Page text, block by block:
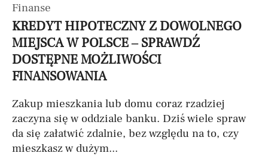
Finanse
KREDYT HIPOTECZNY Z DOWOLNEGO
MIEJSCA W POLSCE – SPRAWDŹ
DOSTĘPNE MOŻLIWOŚCI
FINANSOWANIA
Zakup mieszkania lub domu coraz rzadziej
zaczyna się w oddziale banku. Dziś wiele spraw
da się załatwić zdalnie, bez względu na to, czy
mieszkasz w dużym...